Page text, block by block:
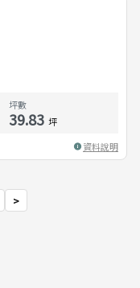
坪數
39.83 坪
資料說明
>